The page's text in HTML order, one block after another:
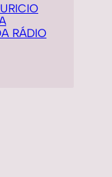
RÁDIO